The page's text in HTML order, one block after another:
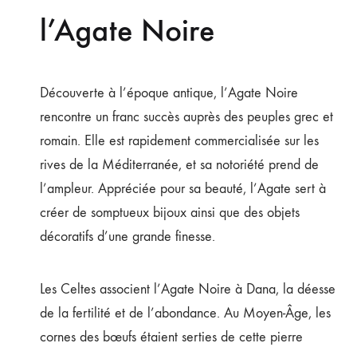
l’Agate Noire
Découverte à l’époque antique, l’Agate Noire
rencontre un franc succès auprès des peuples grec et
romain. Elle est rapidement commercialisée sur les
rives de la Méditerranée, et sa notoriété prend de
l’ampleur. Appréciée pour sa beauté, l’Agate sert à
créer de somptueux bijoux ainsi que des objets
décoratifs d’une grande finesse.
Les Celtes associent l’Agate Noire à Dana, la déesse
de la fertilité et de l’abondance. Au Moyen-Âge, les
cornes des bœufs étaient serties de cette pierre